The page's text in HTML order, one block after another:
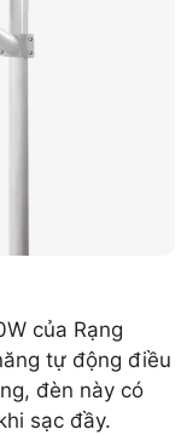
của Rạng
tự động điều
đèn này có
sạc đầy.